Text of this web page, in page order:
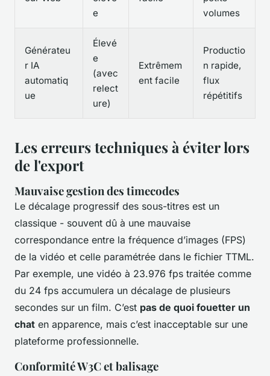
e
volumes
Générateu
r IA
automatiq
ue
Élevé
e
(avec
relect
ure)
Extrêmem
ent facile
Productio
n rapide,
flux
répétitifs
Les erreurs techniques à éviter lors
de l'export
Mauvaise gestion des timecodes
Le décalage progressif des sous-titres est un
classique - souvent dû à une mauvaise
correspondance entre la fréquence d’images (FPS)
de la vidéo et celle paramétrée dans le fichier TTML.
Par exemple, une vidéo à 23.976 fps traitée comme
du 24 fps accumulera un décalage de plusieurs
secondes sur un film. C’est pas de quoi fouetter un
chat en apparence, mais c’est inacceptable sur une
plateforme professionnelle.
Conformité W3C et balisage